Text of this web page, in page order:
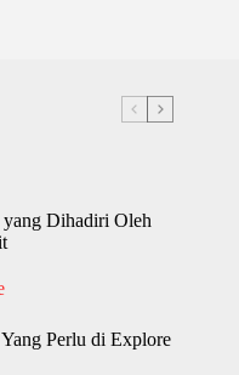
Dihadiri Oleh
Perlu di Explore